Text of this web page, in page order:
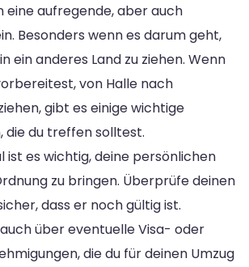
eine aufregende, aber auch
Besonders wenn es darum geht,
ein anderes Land zu ziehen. Wenn
von Halle nach
gibt es einige wichtige
die du treffen solltest.
ist es wichtig, deine persönlichen
zu bringen. Überprüfe deinen
dass er noch gültig ist.
über eventuelle Visa- oder
die du für deinen Umzug